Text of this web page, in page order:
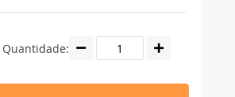
Quantidade: